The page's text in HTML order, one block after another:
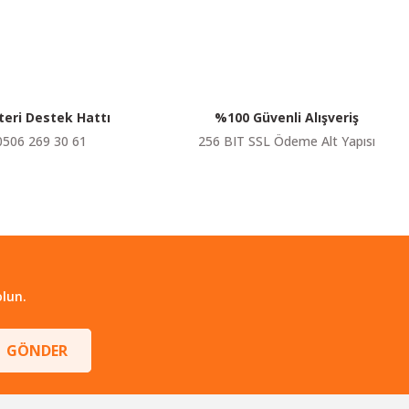
Destek Hattı
269 30 61
%100 Güvenli Alışveriş
256 BIT SSL Ödeme Alt Yapısı
GÖNDER